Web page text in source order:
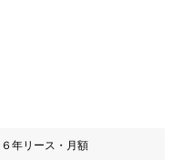
６年リース・月額